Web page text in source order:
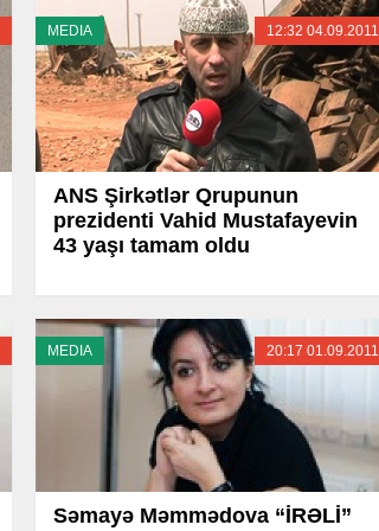
MEDIA 12:32 04.09.2011
ANS Şirkətlər Qrupunun
prezidenti Vahid Mustafayevin
43 yaşı tamam oldu
MEDIA 20:17 01.09.2011
Səmayə Məmmədova “İRƏLİ”